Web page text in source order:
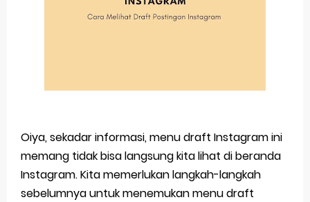
Oiya, sekadar informasi, menu draft Instagram ini
memang tidak bisa langsung kita lihat di beranda
Instagram. Kita memerlukan langkah-langkah
sebelumnya untuk menemukan menu draft